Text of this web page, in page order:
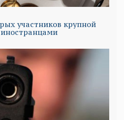
участников крупной
иностранцами